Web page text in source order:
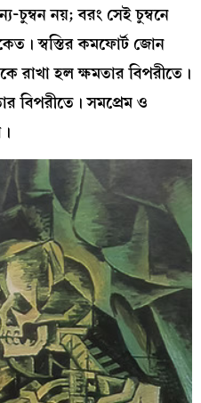
চুম্বন নয়; বরং সেই চুম্বনে
স্বস্তির কমফোর্ট জোন
রাখা হল ক্ষমতার বিপরীতে।
বিপরীতে। সমপ্রেম ও